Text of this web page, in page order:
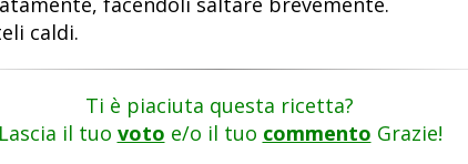
caldi.
Ti è piaciuta questa ricetta?
Lascia il tuo voto e/o il tuo commento Grazie!